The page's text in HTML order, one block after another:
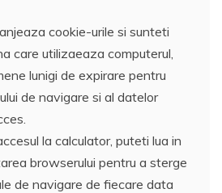
cookie-urile si sunteti
care utilizaeaza computerul,
lunigi de expirare pentru
de navigare si al datelor
la calculator, puteti lua in
browserului pentru a sterge
de navigare de fiecare data